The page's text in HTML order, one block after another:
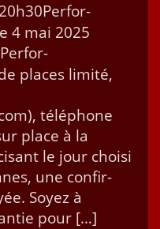
4 mai 2025
places lim­ité,
télé­phone
place à la
le jour choisi
une con­fir­
Soyez à
pour […]